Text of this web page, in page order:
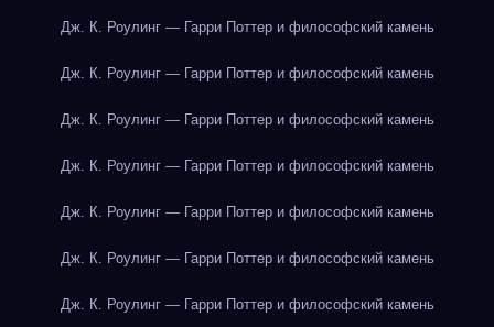
Дж. К. Роулинг — Гарри Поттер и философский камень
Дж. К. Роулинг — Гарри Поттер и философский камень
Дж. К. Роулинг — Гарри Поттер и философский камень
Дж. К. Роулинг — Гарри Поттер и философский камень
Дж. К. Роулинг — Гарри Поттер и философский камень
Дж. К. Роулинг — Гарри Поттер и философский камень
Дж. К. Роулинг — Гарри Поттер и философский камень